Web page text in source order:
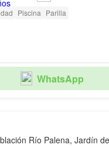
Piscina Parilla
WhatsApp
Río Palena, Jardín